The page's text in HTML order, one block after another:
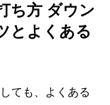
ち方 ダウン
とよくある
ても、よくある